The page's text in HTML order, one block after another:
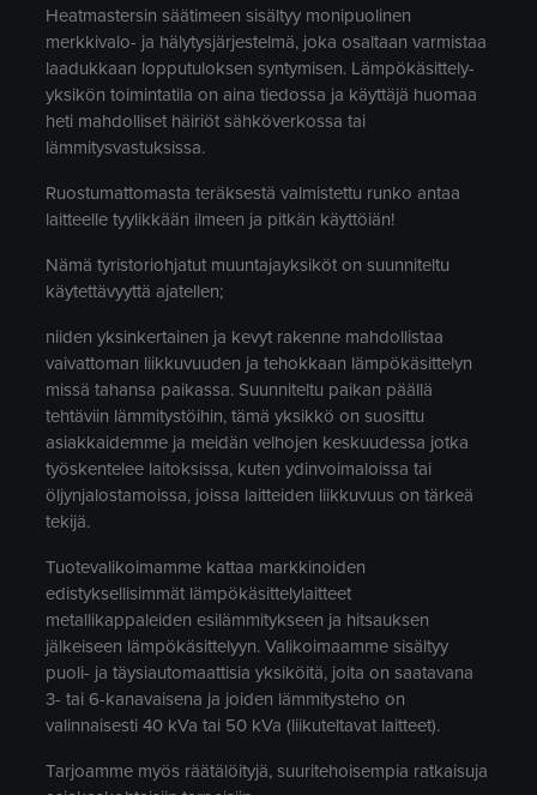
Heatmastersin säätimeen sisältyy monipuolinen
merkkivalo- ja hälytysjärjestelmä, joka osaltaan varmistaa
laadukkaan lopputuloksen syntymisen. Lämpökäsittely-
yksikön toimintatila on aina tiedossa ja käyttäjä huomaa
heti mahdolliset häiriöt sähköverkossa tai
lämmitysvastuksissa.
Ruostumattomasta teräksestä valmistettu runko antaa
laitteelle tyylikkään ilmeen ja pitkän käyttöiän!
Nämä tyristoriohjatut muuntajayksiköt on suunniteltu
käytettävyyttä ajatellen;
niiden yksinkertainen ja kevyt rakenne mahdollistaa
vaivattoman liikkuvuuden ja tehokkaan lämpökäsittelyn
missä tahansa paikassa. Suunniteltu paikan päällä
tehtäviin lämmitystöihin, tämä yksikkö on suosittu
asiakkaidemme ja meidän velhojen keskuudessa jotka
työskentelee laitoksissa, kuten ydinvoimaloissa tai
öljynjalostamoissa, joissa laitteiden liikkuvuus on tärkeä
tekijä.
Tuotevalikoimamme kattaa markkinoiden
edistyksellisimmät lämpökäsittelylaitteet
metallikappaleiden esilämmitykseen ja hitsauksen
jälkeiseen lämpökäsittelyyn. Valikoimaamme sisältyy
puoli- ja täysiautomaattisia yksiköitä, joita on saatavana
3- tai 6-kanavaisena ja joiden lämmitysteho on
valinnaisesti 40 kVa tai 50 kVa (liikuteltavat laitteet).
Tarjoamme myös räätälöityjä, suuritehoisempia ratkaisuja